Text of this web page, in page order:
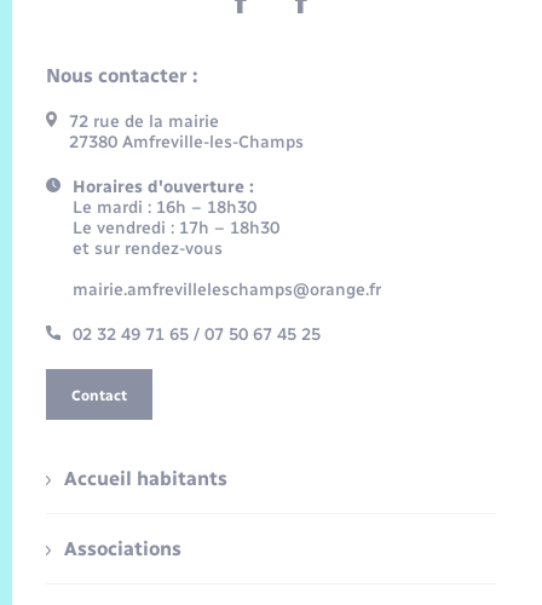
Nous contacter :
72 rue de la mairie
27380 Amfreville-les-Champs
Horaires d'ouverture :
Le mardi : 16h – 18h30
Le vendredi : 17h – 18h30
et sur rendez-vous
mairie.amfrevilleleschamps@orange.fr
02 32 49 71 65 / 07 50 67 45 25
Contact
Accueil habitants
Associations